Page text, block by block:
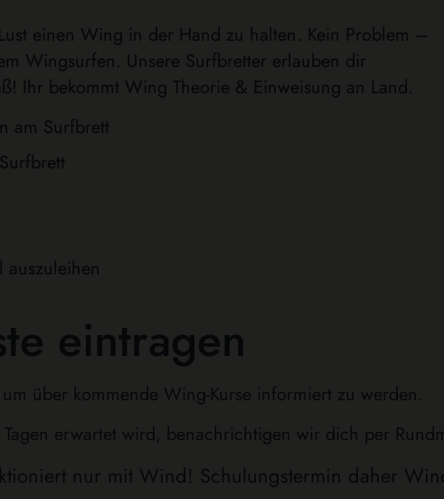
einen Wing in der Hand zu halten. Kein Problem –
Wingsurfen. Unsere Surfbretter erlauben dir
Ihr bekommt Wing Theorie & Einweisung an Land.
am Surfbrett
eintragen
über kommende Wing-Kurse informiert zu werden.
erwartet wird, benachrichtigen wir dich per
nur mit Wind! Schulungstermin daher